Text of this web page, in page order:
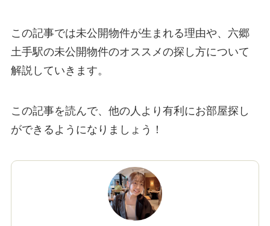
この記事では未公開物件が生まれる理由や、六郷
土手駅の未公開物件のオススメの探し方について
解説していきます。
この記事を読んで、他の人より有利にお部屋探し
ができるようになりましょう！